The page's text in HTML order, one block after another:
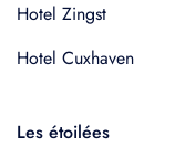
Hotel Zingst
Hotel Cuxhaven
Les étoilées